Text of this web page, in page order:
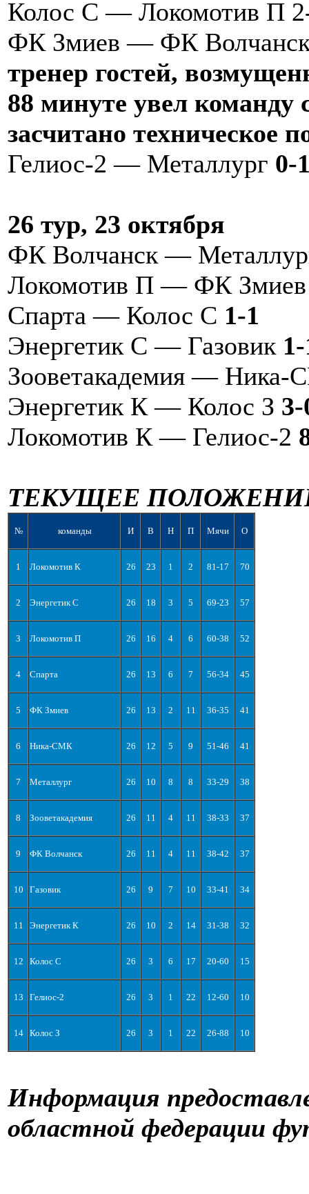
Колос С — Локомотив П
ФК Змиев — ФК
тренер гостей,
88 минуте увел команду
засчитано техническое
Гелиос-2 — Металлург 0-
26 тур, 23 октября
ФК Волчанск —
Локомотив П — ФК
Спарта — Колос С 1-1
Энергетик С — Газовик
Зооветакадемия —
Энергетик К — Колос З
Локомотив К — Гелиос-2
ТЕКУЩЕЕ
№ команды И В Н П Мячи О
1 Локомотив К 26 23 1 2 81-17 70
2 Энергетик С 26 18 3 5 69-23 57
3 Локомотив П 26 16 4 6 60-38 52
4 Спарта 26 13 6 7 56-34 45
5 ФК Змиев 26 13 2 11 36-35 41
6 Ника-СМК 26 12 5 9 51-46 41
7 Металлург 26 10 8 8 33-29 38
8 Зооветакадемия 26 11 4 11 38-33 37
9 ФК Волчанск 26 11 4 11 38-42 37
10 Газовик 26 9 7 10 33-41 34
11 Энергетик К 26 10 2 14 31-38 32
12 Колос С 26 3 6 17 20-60 15
13 Гелиос-2 26 3 1 22 12-60 10
14 Колос З 26 3 1 22 26-88 10
Информация
областной